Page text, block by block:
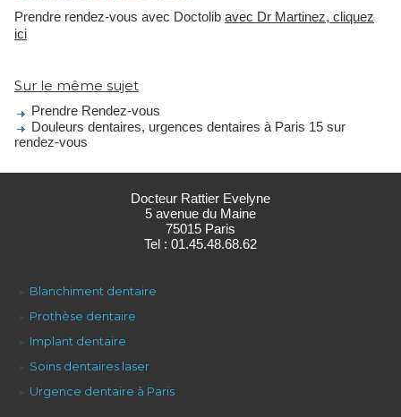
Prendre rendez-vous avec Doctolib avec Dr Martinez, cliquez
ici
Sur le même sujet
Prendre Rendez-vous
Douleurs dentaires, urgences dentaires à Paris 15 sur
rendez-vous
Docteur Rattier Evelyne
5 avenue du Maine
75015 Paris
Tel : 01.45.48.68.62
Blanchiment dentaire
Prothèse dentaire
Implant dentaire
Soins dentaires laser
Urgence dentaire à Paris